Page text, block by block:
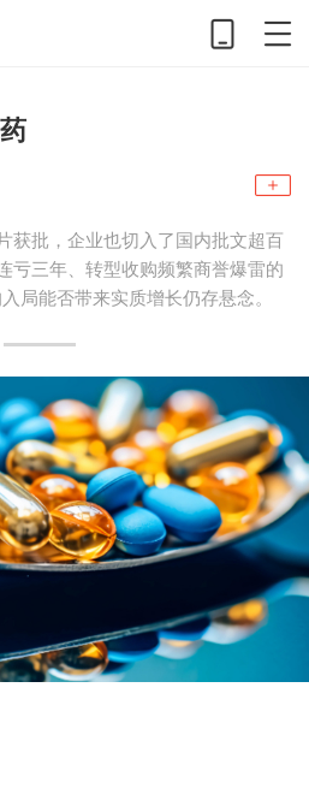
获批，企业也切入了国内批文超百
亏三年、转型收购频繁商誉爆雷的
局能否带来实质增长仍存悬念。